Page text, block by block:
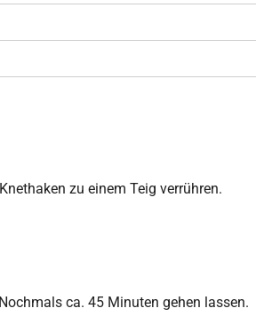
zu einem Teig verrühren.
ca. 45 Minuten gehen lassen.